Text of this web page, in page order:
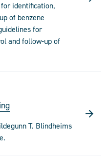
identification,
of benzene
for
and follow-up of
T. Blindheims